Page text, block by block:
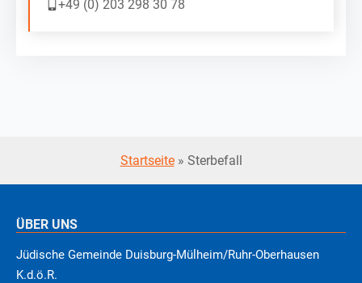
+49 (0) 203 298 30 78
Startseite» Sterbefall
ÜBER UNS
Jüdische Gemeinde Duisburg-Mülheim/Ruhr-Oberhausen
K.d.ö.R.